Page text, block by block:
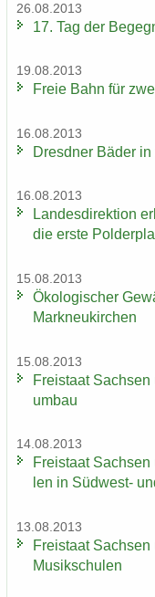
26.08.2013
17. Tag der
19.08.2013
Freie Bahn für
16.08.2013
Dresd­ner Bäder
16.08.2013
Lan­des­di­rek­ti­on
die erste
15.08.2013
Öko­lo­gi­scher
Mark­neu­kir­chen
15.08.2013
Frei­staat
um­bau
14.08.2013
Frei­staat
len in Südwest-​
13.08.2013
Frei­staat
Mu­sik­schu­len